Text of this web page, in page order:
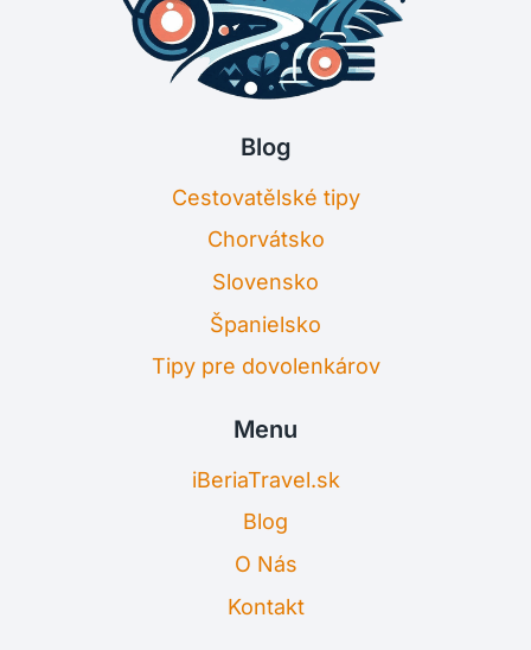
Blog
Cestovatělské tipy
Chorvátsko
Slovensko
Španielsko
Tipy pre dovolenkárov
Menu
iBeriaTravel.sk
Blog
O Nás
Kontakt